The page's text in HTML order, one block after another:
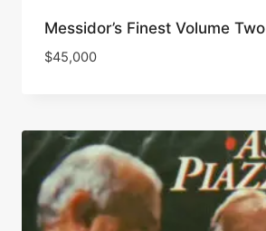
Messidor’s Finest Volume Two
$45,000